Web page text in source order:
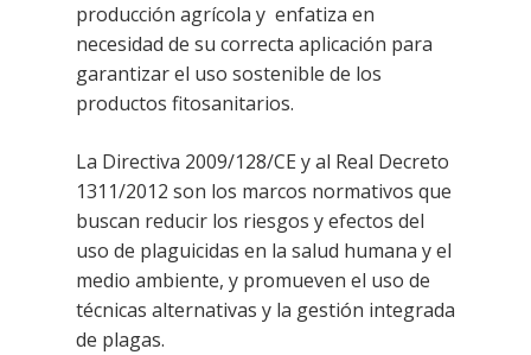
producción agrícola y enfatiza en
necesidad de su correcta aplicación para
garantizar el uso sostenible de los
productos fitosanitarios.
La Directiva 2009/128/CE y al Real Decreto
1311/2012 son los marcos normativos que
buscan reducir los riesgos y efectos del
uso de plaguicidas en la salud humana y el
medio ambiente, y promueven el uso de
técnicas alternativas y la gestión integrada
de plagas.